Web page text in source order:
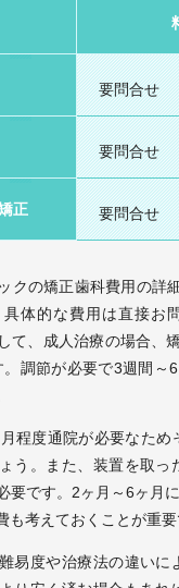
要問合せ
要問合せ
正 要問合せ
クの矯正歯科費用の詳
体的な費用は直接お
て、成人治療の場合、
調節が必要で3週間～
程度通院が必要なため
う。また、装置を取っ
要です。2ヶ月～6ヶ月
も考えておくことが重要
易度や治療法の違いに